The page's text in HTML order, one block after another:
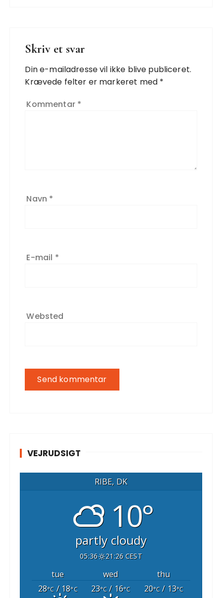
Skriv et svar
Din e-mailadresse vil ikke blive publiceret.
Krævede felter er markeret med *
Kommentar *
Navn *
E-mail *
Websted
VEJRUDSIGT
RIBE, DK
10°
partly cloudy
05:36 21:26 CEST
tue wed
thu
28°C / 18°C 23°C / 16°C 20°C / 13°C